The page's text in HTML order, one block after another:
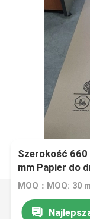
Szerokość 660
mm Papier do
MOQ：MOQ: 30